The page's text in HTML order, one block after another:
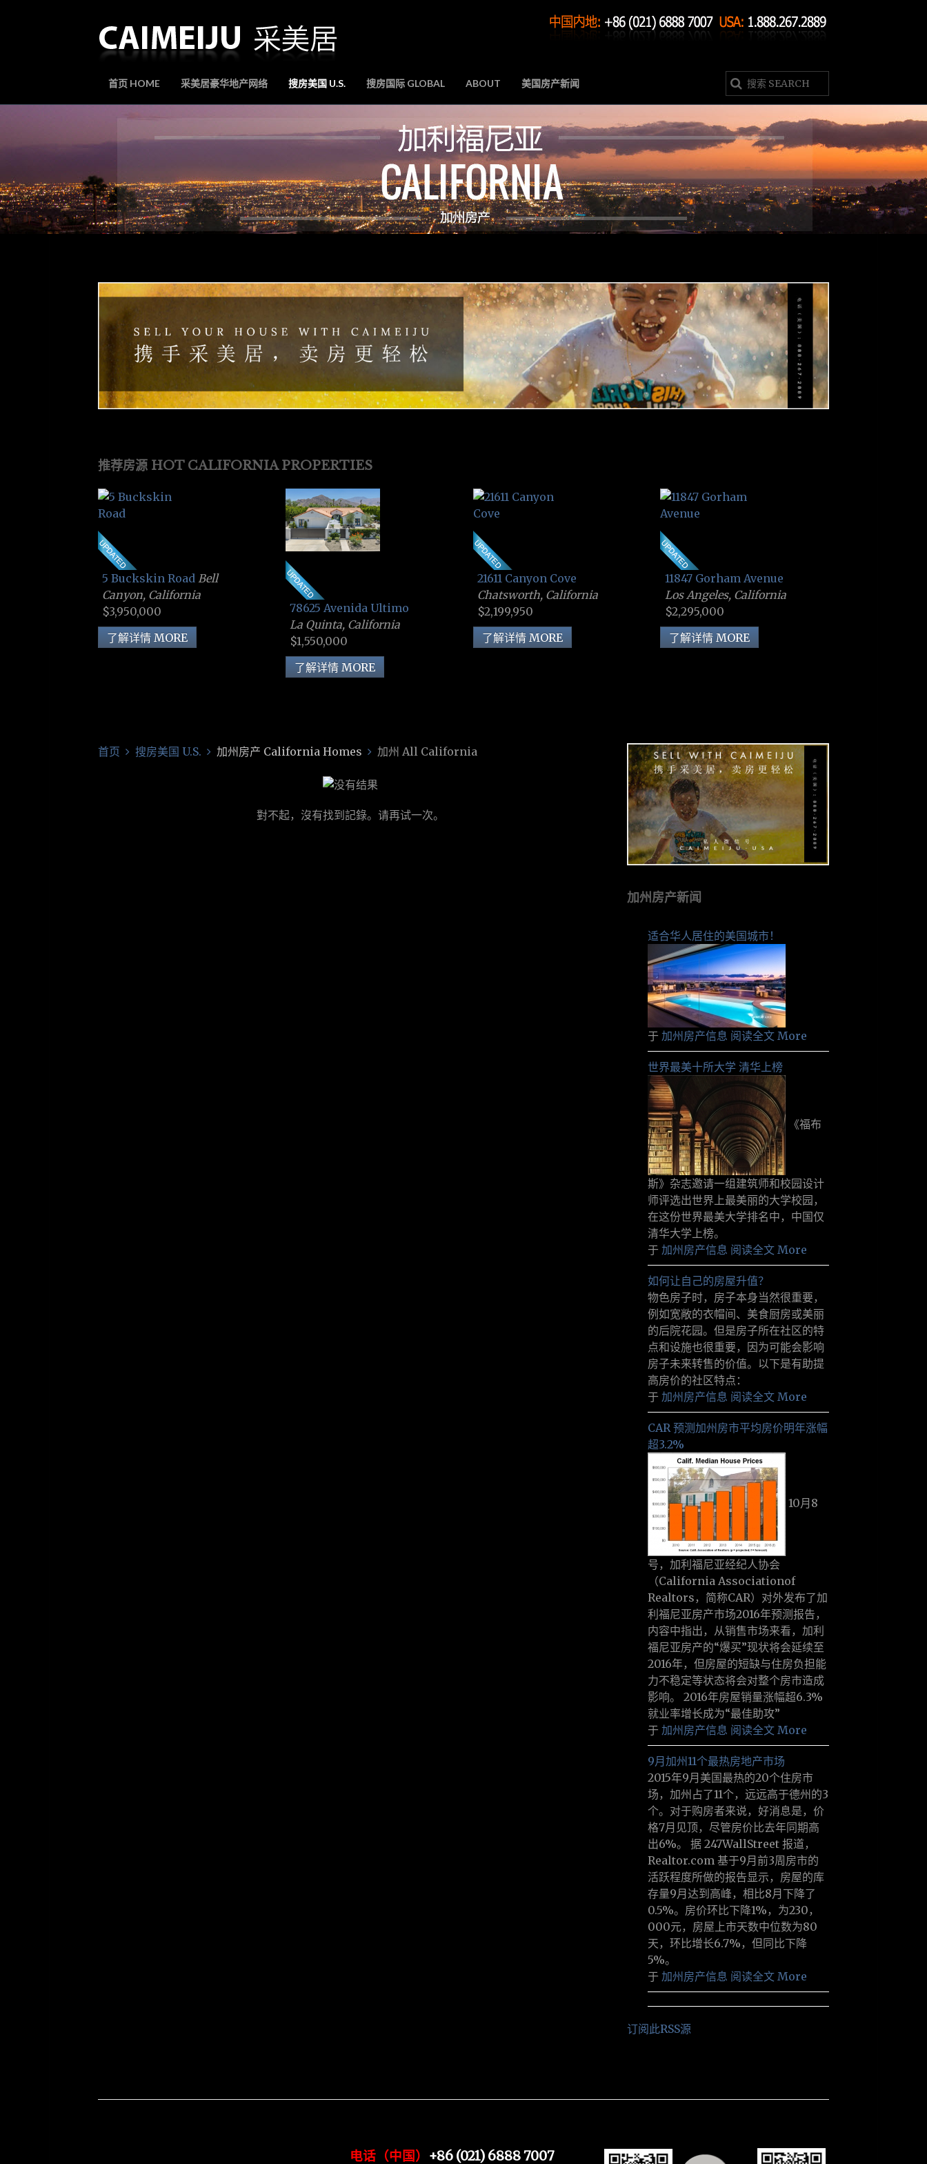
首页 HOME 采美居豪华地产网络 搜房美国 U.S. 搜房国际 GLOBAL ABOUT 美国房产新闻
推荐房源 HOT CALIFORNIA PROPERTIES
5 Buckskin Road Bell
Canyon, California
$3,950,000
了解详情 MORE
78625 Avenida Ultimo
La Quinta, California
$1,550,000
了解详情 MORE
21611 Canyon Cove
Chatsworth, California
$2,199,950
了解详情 MORE
11847 Gorham Avenue
Los Angeles, California
$2,295,000
了解详情 MORE
首页 搜房美国 U.S. 加州房产 California Homes 加州 All California
對不起，沒有找到記錄。请再试一次。
加州房产新闻
适合华人居住的美国城市！
于 加州房产信息 阅读全文 More
世界最美十所大学 清华上榜
《福布
斯》杂志邀请一组建筑师和校园设计
师评选出世界上最美丽的大学校园，
在这份世界最美大学排名中，中国仅
清华大学上榜。
于 加州房产信息 阅读全文 More
如何让自己的房屋升值？
物色房子时，房子本身当然很重要，
例如宽敞的衣帽间、美食厨房或美丽
的后院花园。但是房子所在社区的特
点和设施也很重要，因为可能会影响
房子未来转售的价值。以下是有助提
高房价的社区特点：
于 加州房产信息 阅读全文 More
CAR 预测加州房市平均房价明年涨幅
超3.2%
10月8
号，加利福尼亚经纪人协会
（California Associationof
Realtors，简称CAR）对外发布了加
利福尼亚房产市场2016年预测报告，
内容中指出，从销售市场来看，加利
福尼亚房产的“爆买”现状将会延续至
2016年，但房屋的短缺与住房负担能
力不稳定等状态将会对整个房市造成
影响。 2016年房屋销量涨幅超6.3%
就业率增长成为“最佳助攻”
于 加州房产信息 阅读全文 More
9月加州11个最热房地产市场
2015年9月美国最热的20个住房市
场，加州占了11个，远远高于德州的3
个。对于购房者来说，好消息是，价
格7月见顶，尽管房价比去年同期高
出6%。 据 247WallStreet 报道，
Realtor.com 基于9月前3周房市的
活跃程度所做的报告显示，房屋的库
存量9月达到高峰，相比8月下降了
0.5%。房价环比下降1%，为230，
000元，房屋上市天数中位数为80
天，环比增长6.7%，但同比下降
5%。
于 加州房产信息 阅读全文 More
订阅此RSS源
电话（中国） +86 (021) 6888 7007